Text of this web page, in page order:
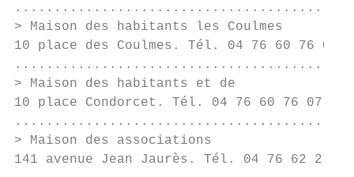
> Maison des habitants les Coulmes
10 place des Coulmes. Tél. 04 76 60 76 07.
> Maison des habitants et de
10 place Condorcet. Tél. 04 76 60 76 07.
> Maison des associations
141 avenue Jean Jaurès. Tél. 04 76 62 27